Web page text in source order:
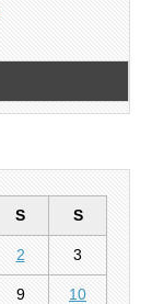
S S
2 3
9 10